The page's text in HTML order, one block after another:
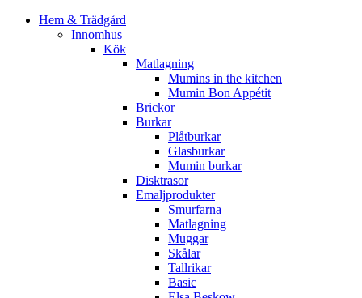
Hem & Trädgård
Innomhus
Kök
Matlagning
Mumins in the kitchen
Mumin Bon Appétit
Brickor
Burkar
Plåtburkar
Glasburkar
Mumin burkar
Disktrasor
Emaljprodukter
Smurfarna
Matlagning
Muggar
Skålar
Tallrikar
Basic